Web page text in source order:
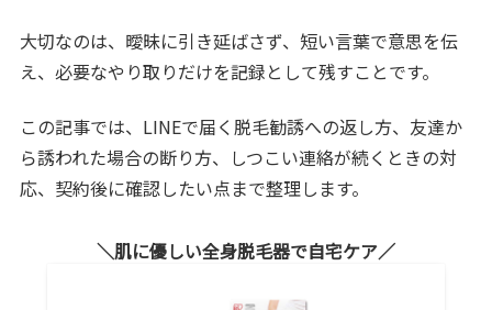
大切なのは、曖昧に引き延ばさず、短い言葉で意思を伝
え、必要なやり取りだけを記録として残すことです。
この記事では、LINEで届く脱毛勧誘への返し方、友達か
ら誘われた場合の断り方、しつこい連絡が続くときの対
応、契約後に確認したい点まで整理します。
肌に優しい全身脱毛器で自宅ケア